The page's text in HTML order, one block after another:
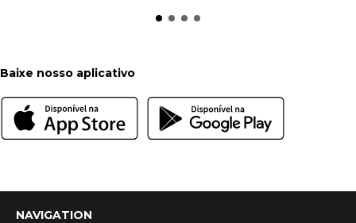
Baixe nosso aplicativo
NAVIGATION